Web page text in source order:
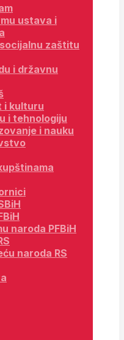
ustava i
zaštitu
i državnu
i kulturu
i tehnologiju
i nauku
naroda PFBiH
naroda RS